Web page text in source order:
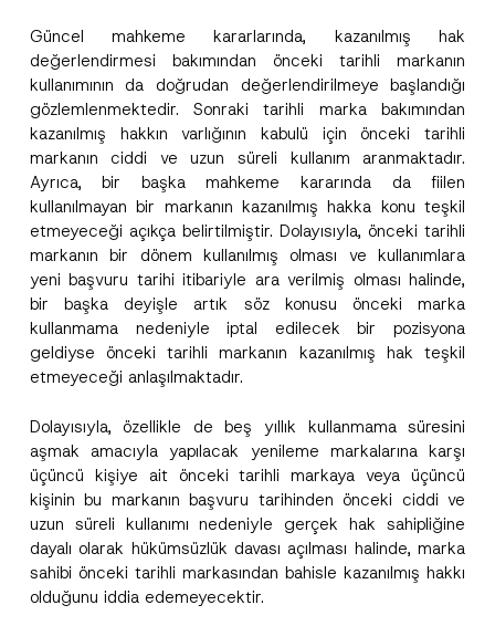
Güncel mahkeme kararlarında, kazanılmış hak
değerlendirmesi bakımından önceki tarihli markanın
kullanımının da doğrudan değerlendirilmeye başlandığı
gözlemlenmektedir. Sonraki tarihli marka bakımından
kazanılmış hakkın varlığının kabulü için önceki tarihli
markanın ciddi ve uzun süreli kullanım aranmaktadır.
Ayrıca, bir başka mahkeme kararında da fiilen
kullanılmayan bir markanın kazanılmış hakka konu teşkil
etmeyeceği açıkça belirtilmiştir. Dolayısıyla, önceki tarihli
markanın bir dönem kullanılmış olması ve kullanımlara
yeni başvuru tarihi itibariyle ara verilmiş olması halinde,
bir başka deyişle artık söz konusu önceki marka
kullanmama nedeniyle iptal edilecek bir pozisyona
geldiyse önceki tarihli markanın kazanılmış hak teşkil
etmeyeceği anlaşılmaktadır.
Dolayısıyla, özellikle de beş yıllık kullanmama süresini
aşmak amacıyla yapılacak yenileme markalarına karşı
üçüncü kişiye ait önceki tarihli markaya veya üçüncü
kişinin bu markanın başvuru tarihinden önceki ciddi ve
uzun süreli kullanımı nedeniyle gerçek hak sahipliğine
dayalı olarak hükümsüzlük davası açılması halinde, marka
sahibi önceki tarihli markasından bahisle kazanılmış hakkı
olduğunu iddia edemeyecektir.